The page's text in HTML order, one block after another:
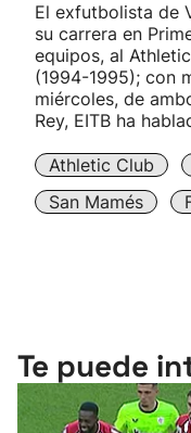
El exfutbolista de
su carrera en
equipos, al
(1994-1995); con
miércoles, de
Rey, EITB ha
Athletic Club
San Mamés
Te puede